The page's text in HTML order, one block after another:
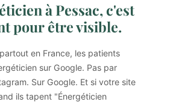
à Pessac, c'est
pour être visible.
en France, les patients
sur Google. Pas par
Sur Google. Et si votre site
ils tapent "Énergéticien